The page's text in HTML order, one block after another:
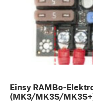
Einsy RAMBo-
(MK3/MK3S/